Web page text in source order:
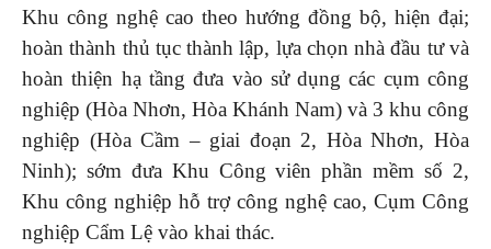
Khu công nghệ cao theo hướng đồng bộ, hiện đại;
hoàn thành thủ tục thành lập, lựa chọn nhà đầu tư và
hoàn thiện hạ tầng đưa vào sử dụng các cụm công
nghiệp (Hòa Nhơn, Hòa Khánh Nam) và 3 khu công
nghiệp (Hòa Cầm – giai đoạn 2, Hòa Nhơn, Hòa
Ninh); sớm đưa Khu Công viên phần mềm số 2,
Khu công nghiệp hỗ trợ công nghệ cao, Cụm Công
nghiệp Cẩm Lệ vào khai thác.